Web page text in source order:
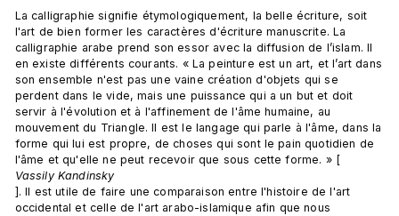
La calligraphie signifie étymologiquement, la belle écriture, soit
l'art de bien former les caractères d'écriture manuscrite. La
calligraphie arabe prend son essor avec la diffusion de l’islam. Il
en existe différents courants. « La peinture est un art, et l’art dans
son ensemble n'est pas une vaine création d'objets qui se
perdent dans le vide, mais une puissance qui a un but et doit
servir à l'évolution et à l'affinement de l'âme humaine, au
mouvement du Triangle. Il est le langage qui parle à l'âme, dans la
forme qui lui est propre, de choses qui sont le pain quotidien de
l'âme et qu'elle ne peut recevoir que sous cette forme. » [
Vassily Kandinsky
]. Il est utile de faire une comparaison entre l'histoire de l'art
occidental et celle de l'art arabo-islamique afin que nous